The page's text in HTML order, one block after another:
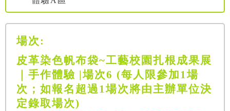
場次:
皮革染色帆布袋~工藝校園扎根成果展
｜手作體驗 |場次6 (每人限參加1場
次；如報名超過1場次將由主辦單位決
定錄取場次)